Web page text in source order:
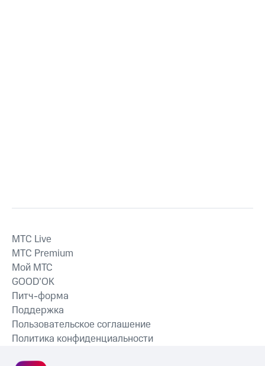
MTС Live
MTС Premium
Мой МТС
GOOD’OK
Питч-форма
Поддержка
Пользовательское соглашение
Политика конфиденциальности